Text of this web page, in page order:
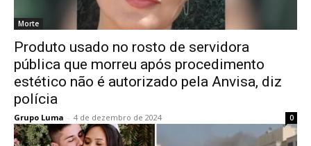
Morte
Produto usado no rosto de servidora
pública que morreu após procedimento
estético não é autorizado pela Anvisa, diz
polícia
Grupo Luma - 4 de dezembro de 2024 0